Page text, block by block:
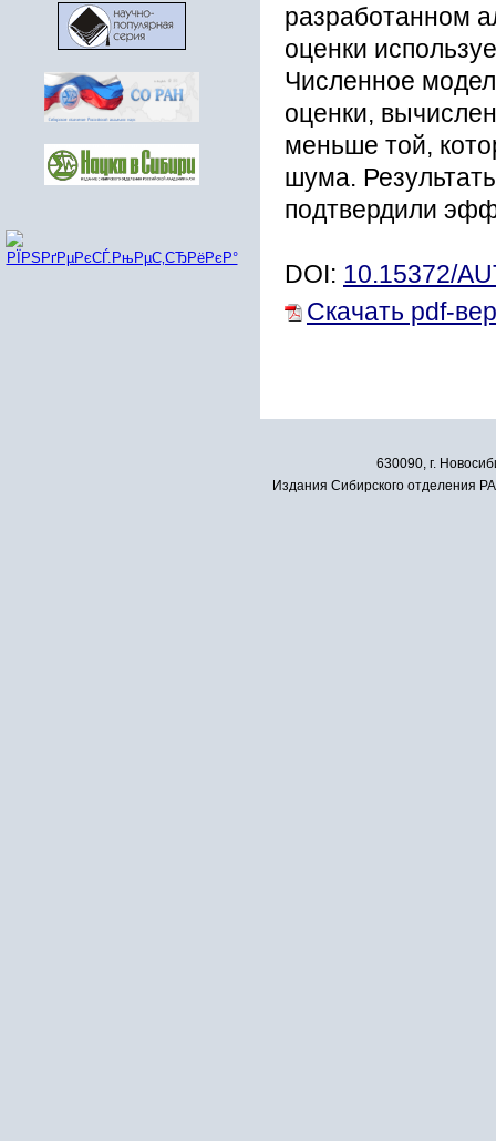
разработанном
оценки
Численное
оценки,
меньше той,
шума.
подтвердили
DOI: 10.15372/
Скачать pdf-
630090, г.
Издания Сибирского отделения